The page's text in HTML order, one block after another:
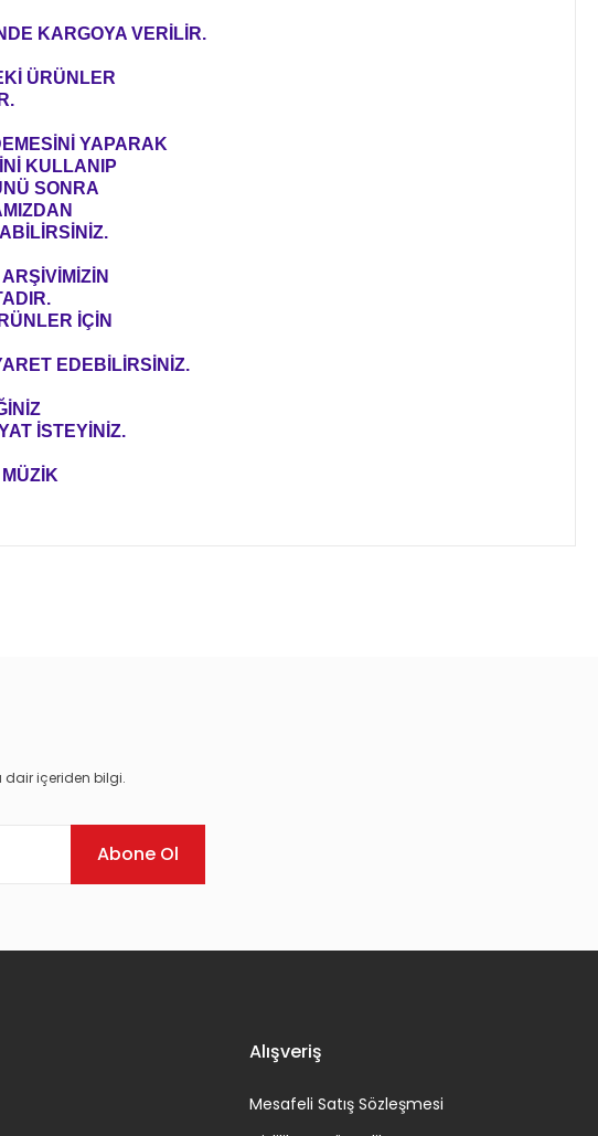
KARGOYA VERİLİR.
ÜRÜNLER
YAPARAK
KULLANIP
SONRA
İÇİN
EDEBİLİRSİNİZ.
İSTEYİNİZ.
dair içeriden bilgi.
Abone Ol
Alışveriş
Mesafeli Satış Sözleşmesi